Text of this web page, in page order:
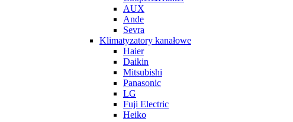
AUX
Ande
Sevra
Klimatyzatory kanałowe
Haier
Daikin
Mitsubishi
Panasonic
LG
Fuji Electric
Heiko